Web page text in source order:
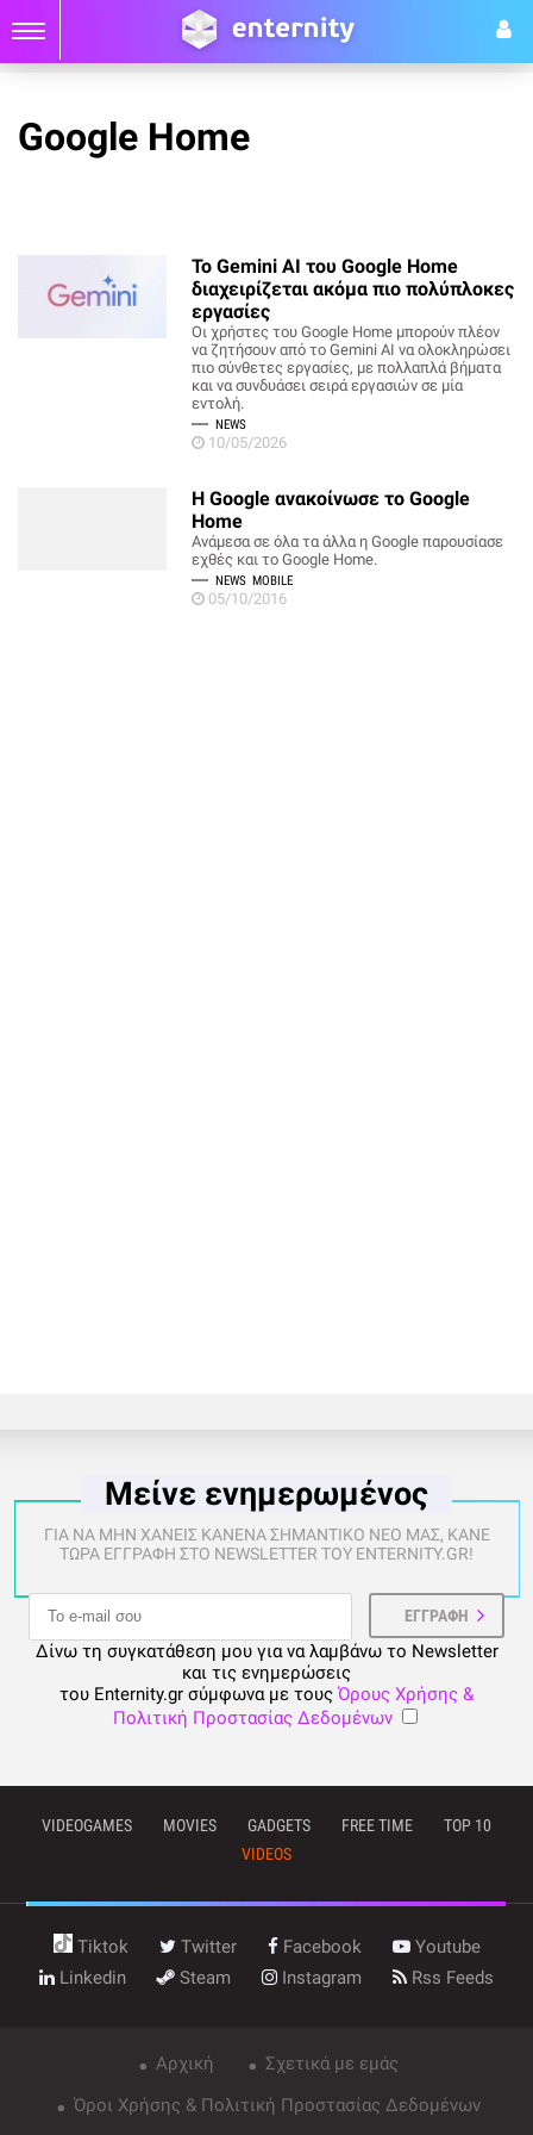
Google Home
Το Gemini AI του Google Home
διαχειρίζεται ακόμα πιο πολύπλοκες
εργασίες
Οι χρήστες του Google Home μπορούν πλέον
να ζητήσουν από το Gemini AI να ολοκληρώσει
πιο σύνθετες εργασίες, με πολλαπλά βήματα
και να συνδυάσει σειρά εργασιών σε μία
εντολή.
NEWS
10/05/2026
Η Google ανακοίνωσε το Google
Home
Ανάμεσα σε όλα τα άλλα η Google παρουσίασε
εχθές και το Google Home.
NEWS MOBILE
05/10/2016
Μείνε ενημερωμένος
ΓΙΑ ΝΑ ΜΗΝ ΧΑΝΕΙΣ ΚΑΝΕΝΑ ΣΗΜΑΝΤΙΚΟ ΝΕΟ ΜΑΣ, ΚΑΝΕ
ΤΩΡΑ ΕΓΓΡΑΦΗ ΣΤΟ NEWSLETTER ΤΟΥ ENTERNITY.GR!
Δίνω τη συγκατάθεση μου για να λαμβάνω το Newsletter
και τις ενημερώσεις
του Enternity.gr σύμφωνα με τους Όρους Χρήσης &
Πολιτική Προστασίας Δεδομένων
VIDEOGAMES MOVIES GADGETS FREE TIME
TOP 10
VIDEOS
Tiktok Twitter Facebook
Youtube
Linkedin
Steam Instagram Rss Feeds
Αρχική
Σχετικά με εμάς
Όροι Χρήσης & Πολιτική Προστασίας Δεδομένων